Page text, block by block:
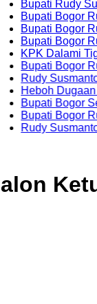
Rudy
Bogor Rudy
Bogor Rudy
Bogor Rudy
Dalami Tiga
Bogor Rudy
Susmanto
Dugaan TPP
Bogor Serukan
Bogor Rudy
Susmanto